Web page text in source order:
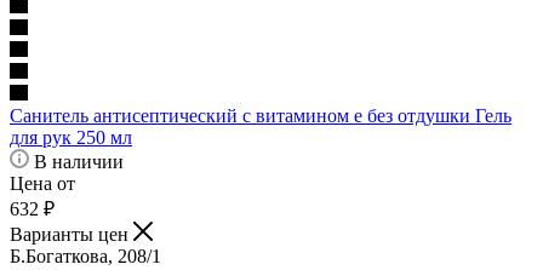
Санитель антисептический с витамином е без отдушки Гель
для рук 250 мл
В наличии
Цена от
632 ₽
Варианты цен
Б.Богаткова, 208/1